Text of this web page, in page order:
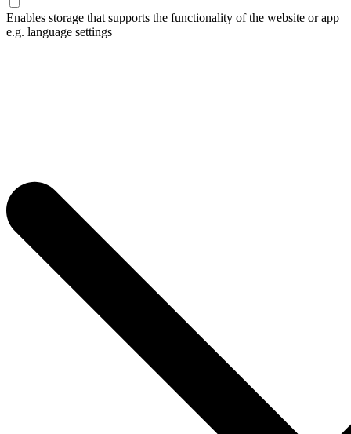
Enables storage that supports the functionality of the website or app
e.g. language settings